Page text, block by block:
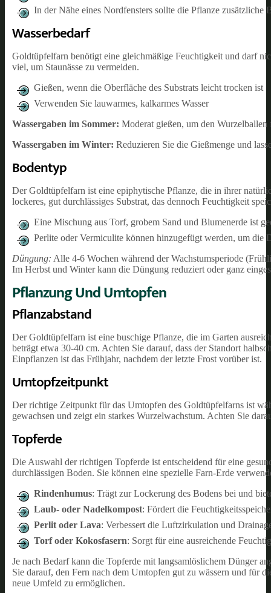
In der Nähe eines Nordfensters sollte die Pflanze zusätzliche
Wasserbedarf
Goldtüpfelfarn benötigt eine gleichmäßige Feuchtigkeit und darf
viel, um Staunässe zu vermeiden.
Gießen, wenn die Oberfläche des Substrats leicht trocken ist
Verwenden Sie lauwarmes, kalkarmes Wasser
Wassergaben im Sommer: Moderat gießen, um den Wurzelballen
Wassergaben im Winter: Reduzieren Sie die Gießmenge und
Bodentyp
Der Goldtüpfelfarn ist eine epiphytische Pflanze, die in ihrer
lockeres, gut durchlässiges Substrat, das dennoch Feuchtigkeit
Eine Mischung aus Torf, grobem Sand und Blumenerde ist
Perlite oder Vermiculite können hinzugefügt werden, um die
Düngung: Alle 4-6 Wochen während der Wachstumsperiode
Im Herbst und Winter kann die Düngung reduziert oder ganz
Pflanzung Und Umtopfen
Pflanzabstand
Der Goldtüpfelfarn ist eine buschige Pflanze, die im Garten
beträgt etwa 30-40 cm. Achten Sie darauf, dass der Standort
Einpflanzen ist das Frühjahr, nachdem der letzte Frost vorüber ist.
Umtopfzeitpunkt
Der richtige Zeitpunkt für das Umtopfen des Goldtüpfelfarns ist
gewachsen und zeigt ein starkes Wurzelwachstum. Achten Sie
Topferde
Die Auswahl der richtigen Topferde ist entscheidend für eine
durchlässigen Boden. Sie können eine spezielle Farn-Erde
Rindenhumus: Trägt zur Lockerung des Bodens bei und
Laub- oder Nadelkompost: Fördert die
Perlit oder Lava: Verbessert die Luftzirkulation und
Torf oder Kokosfasern: Sorgt für eine ausreichende
Je nach Bedarf kann die Topferde mit langsamlöslichem Dünger
Sie darauf, den Fern nach dem Umtopfen gut zu wässern und für
neue Umfeld zu ermöglichen.